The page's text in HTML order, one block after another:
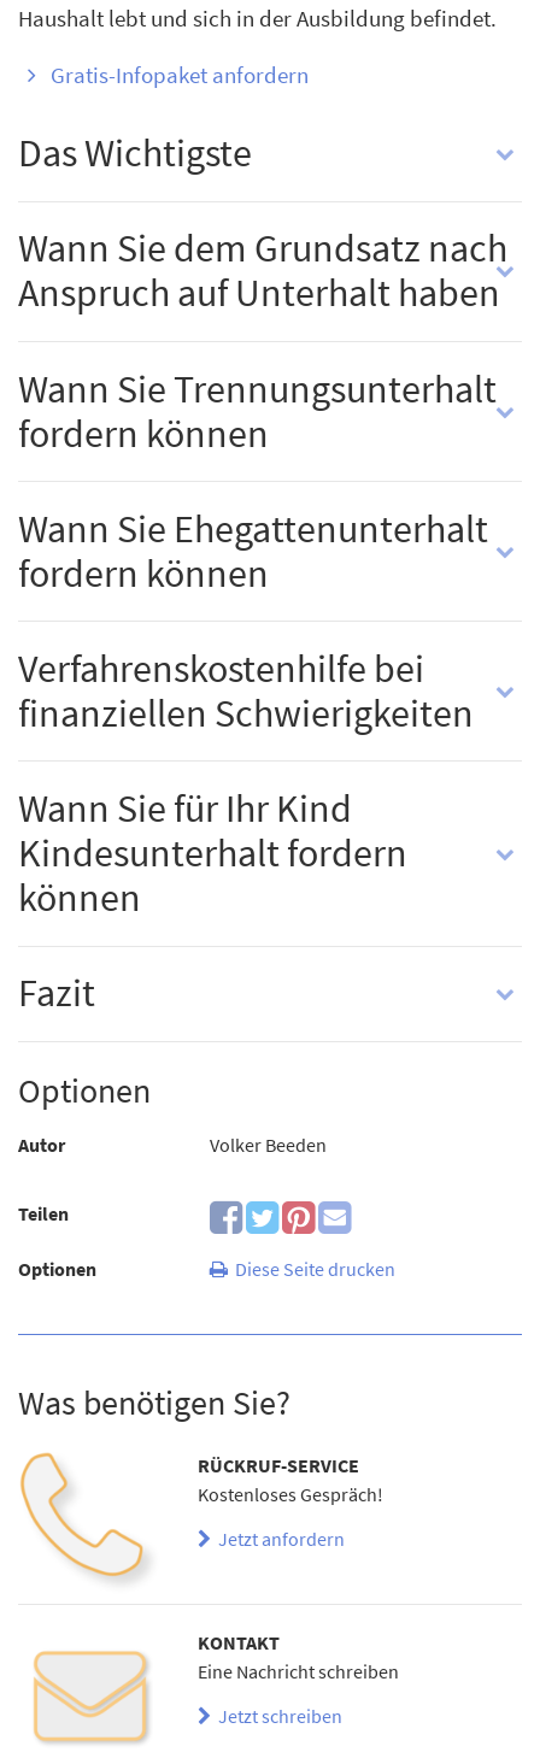
Haushalt lebt und sich in der Ausbildung befindet.
Gratis-Infopaket anfordern
Das Wichtigste
Wann Sie dem Grundsatz nach
Anspruch auf Unterhalt haben
Wann Sie Trennungsunterhalt
fordern können
Wann Sie Ehegattenunterhalt
fordern können
Verfahrenskostenhilfe bei
finanziellen Schwierigkeiten
Wann Sie für Ihr Kind
Kindesunterhalt fordern
können
Fazit
Optionen
Autor Volker Beeden
Teilen
Optionen Diese Seite drucken
Was benötigen Sie?
RÜCKRUF-SERVICE
Kostenloses Gespräch!
Jetzt anfordern
KONTAKT
Eine Nachricht schreiben
Jetzt schreiben